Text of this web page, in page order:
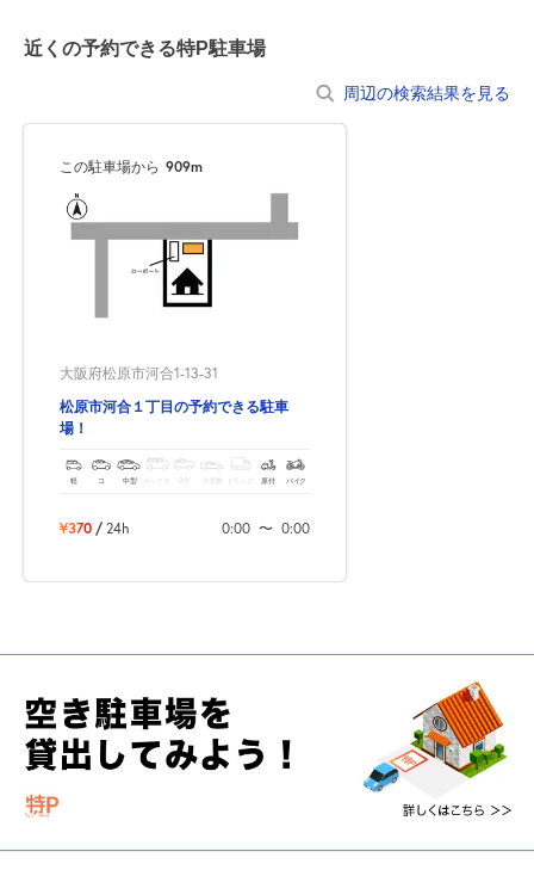
近くの予約できる特P駐車場
周辺の検索結果を見る
この駐車場から 909m
大阪府松原市河合1-13-31
松原市河合１丁目の予約できる駐車
場！
軽 コ 中型 ボックス SUV トラック 原付 バイク
¥370 / 24h 0:00 〜 0:00